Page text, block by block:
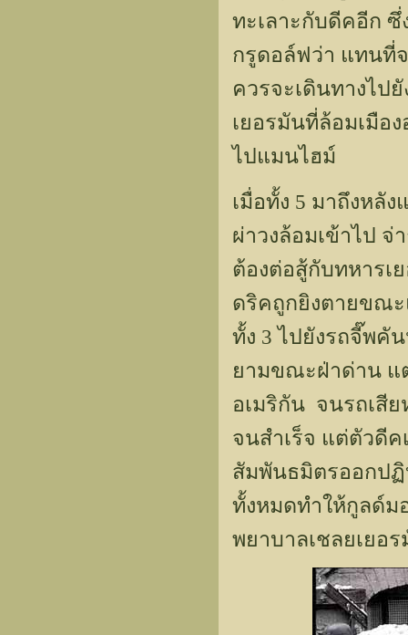
ทะเลาะกับดีคอีก
กรูดอล์ฟว่า แทนที่
ควรจะเดินทางไป
เยอรมันที่ล้อมเมือ
ไปแมนไฮม์
เมื่อทั้ง 5 มาถึงหลั
ผ่าวงล้อมเข้าไป จ่
ต้องต่อสู้กับทหารเ
ดริคถูกยิงตายขณ
ทั้ง 3 ไปยังรถจี๊พคั
ยามขณะฝ่าด่าน แ
อเมริกัน จนรถเสี
จนสำเร็จ แต่ตัวดีค
สัมพันธมิตรออกป
ทั้งหมดทำให้กูลด์ม
พยาบาลเชลยเยอ